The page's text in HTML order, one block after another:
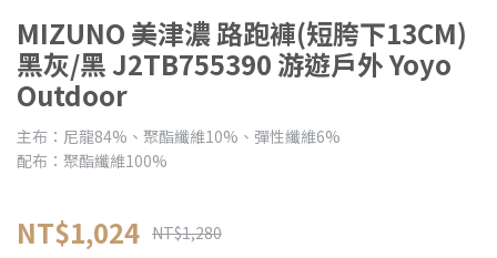
MIZUNO 美津濃 路跑褲(短胯下13CM)
黑灰/黑 J2TB755390 游遊戶外 Yoyo
Outdoor
主布：尼龍84%、聚酯纖維10%、彈性纖維6%
配布：聚酯纖維100%
NT$1,024 NT$1,280